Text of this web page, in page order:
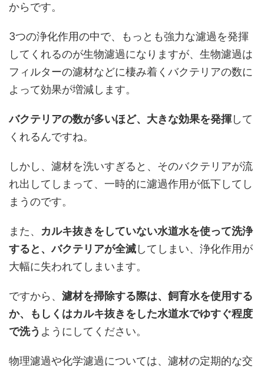
からです。
3つの浄化作用の中で、もっとも強力な濾過を発揮
してくれるのが生物濾過になりますが、生物濾過は
フィルターの濾材などに棲み着くバクテリアの数に
よって効果が増減します。
バクテリアの数が多いほど、大きな効果を発揮して
くれるんですね。
しかし、濾材を洗いすぎると、そのバクテリアが流
れ出してしまって、一時的に濾過作用が低下してし
まうのです。
また、 カルキ抜きをしていない水道水を使って洗浄
すると、バクテリアが全滅してしまい、浄化作用が
大幅に失われてしまいます。
ですから、 濾材を掃除する際は、飼育水を使用する
か、もしくはカルキ抜きをした水道水でゆすぐ程度
で洗う ようにしてください。
物理濾過や化学濾過については、濾材の定期的な交